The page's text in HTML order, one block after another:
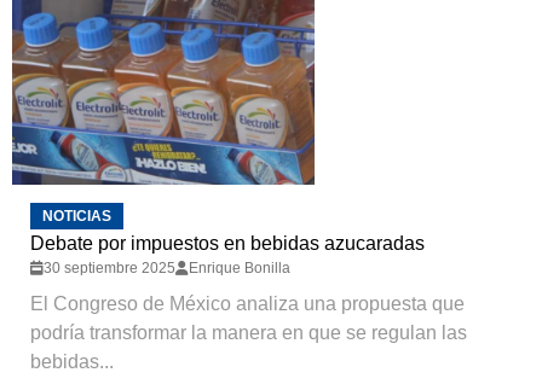
NOTICIAS
Debate por impuestos en bebidas azucaradas
30 septiembre 2025 Enrique Bonilla
El Congreso de México analiza una propuesta que
podría transformar la manera en que se regulan las
bebidas...